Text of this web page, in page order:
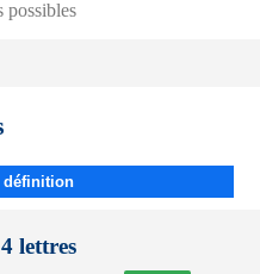
possibles
définition
lettres